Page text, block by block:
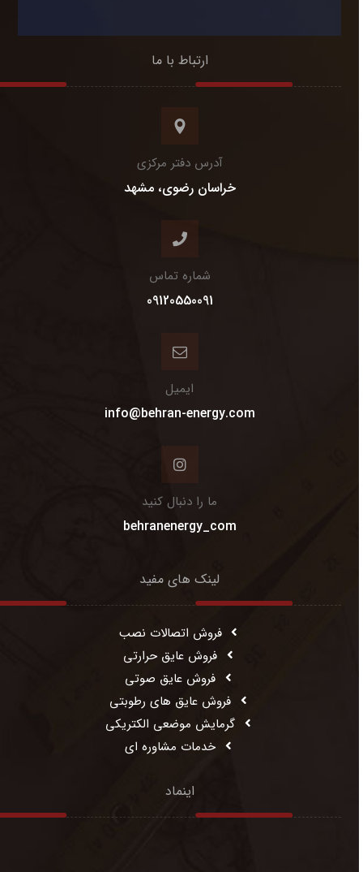
ارتباط با ما
آدرس دفتر مرکزی
خراسان رضوی، مشهد
شماره تماس
09120550091
ایمیل
info@behran-energy.com
ما را دنبال کنید
behranenergy_com
لینک های مفید
فروش اتصالات نصب
فروش عایق حرارتی
فروش عایق صوتی
فروش عایق های رطوبتی
گرمایش موضعی الکتریکی
خدمات مشاوره ای
اینماد